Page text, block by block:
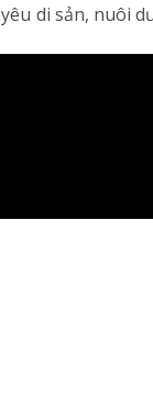
di sản, nuôi